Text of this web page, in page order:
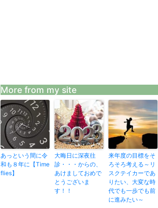
More from my site
あっという間に令
和も８年に【Time
flies】
大晦日に深夜往
診・・・からの、
あけましておめで
とうございま
す！！
来年度の目標をそ
ろそろ考える～リ
スクテイカーであ
りたい、大変な時
代でも一歩でも前
に進みたい～